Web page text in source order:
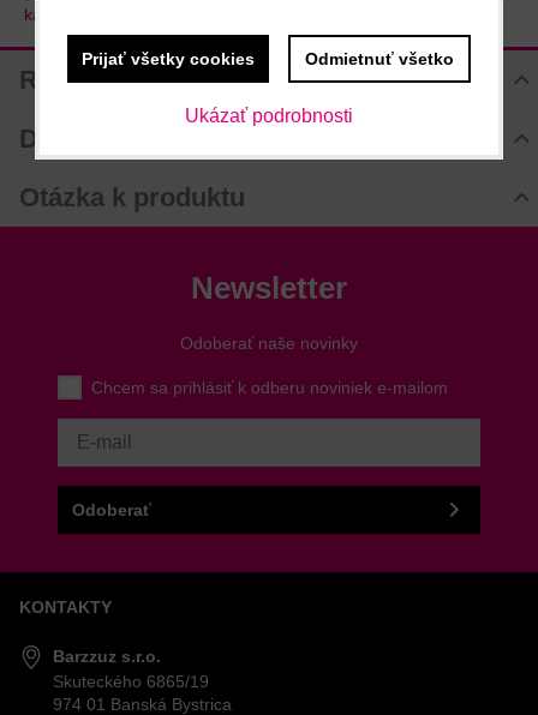
kávovary
Recenzie
Hodnotenie produktu
Diskusia
Zatiaľ nie sú žiadne komentáre! Buďte prvý!
Otázka k produktu
Odoslať
Newsletter
Odoberať naše novinky
Chcem sa prihlásiť k odberu noviniek e-mailom
Odoberať
KONTAKTY
Barzzuz s.r.o.
Skuteckého 6865/19
974 01 Banská Bystrica
Ukázať podrobnosti
Prijať všetky cookies Odmietnuť všetko